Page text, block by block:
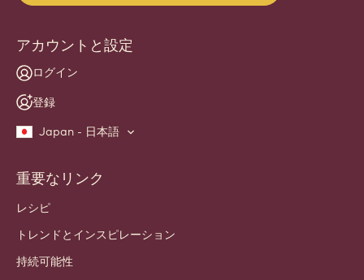
アカウントと設定
ログイン
登録
Japan - 日本語
Footer
Callebaut
重要なリンク
レシピ
トレンドとインスピレーション
持続可能性